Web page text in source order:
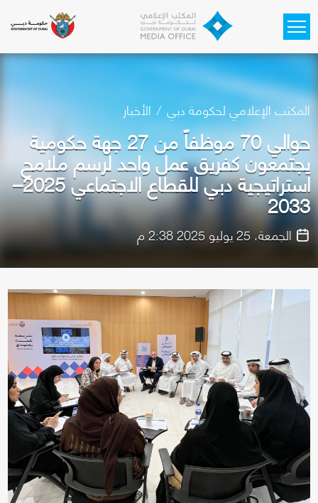
المكتب الإعلامي لحكومة دبي الأخبار
حوالي 70 موظفاً من 27 جهة حكومية
يجتمعون كفريق عمل واحد لرسم ملامح
استراتيجية دبي للقطاع الاجتماعي 2025–
2033
الجمعة، 25 يوليو 2025 2:38 م